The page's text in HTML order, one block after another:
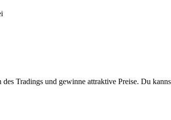
Tradings und gewinne attraktive Preise. Du